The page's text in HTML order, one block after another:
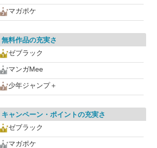
マガポケ
無料作品の充実さ
ゼブラック
マンガMee
少年ジャンプ＋
キャンペーン・ポイントの充実さ
ゼブラック
マガポケ